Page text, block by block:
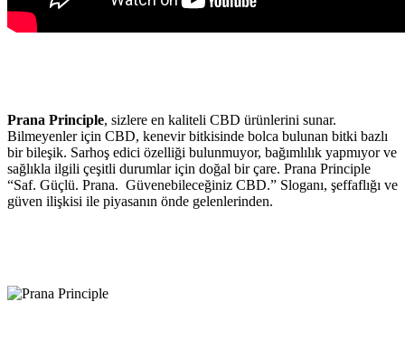
Prana Principle, sizlere en kaliteli CBD ürünlerini sunar.
Bilmeyenler için CBD, kenevir bitkisinde bolca bulunan bitki bazlı
bir bileşik. Sarhoş edici özelliği bulunmuyor, bağımlılık yapmıyor ve
sağlıkla ilgili çeşitli durumlar için doğal bir çare. Prana Principle
“Saf. Güçlü. Prana. Güvenebileceğiniz CBD.” Sloganı, şeffaflığı ve
güven ilişkisi ile piyasanın önde gelenlerinden.